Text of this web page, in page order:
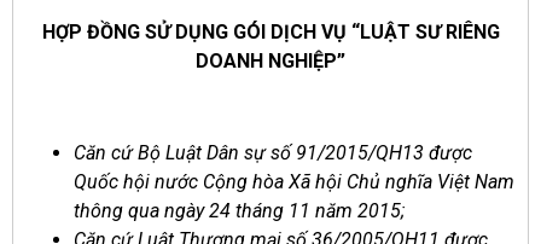
HỢP ĐỒNG SỬ DỤNG GÓI DỊCH VỤ “LUẬT SƯ RIÊNG
DOANH NGHIỆP”
Căn cứ Bộ Luật Dân sự số 91/2015/QH13 được
Quốc hội nước Cộng hòa Xã hội Chủ nghĩa Việt Nam
thông qua ngày24 tháng 11 năm 2015;